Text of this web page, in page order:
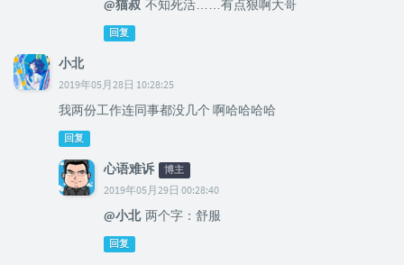
@猫叔 不知死活……有点狠啊大哥
回复
小北
2019年05月28日 10:28:25
我两份工作连同事都没几个 啊哈哈哈哈
回复
心语难诉 博主
2019年05月29日 00:28:40
@小北 两个字：舒服
回复